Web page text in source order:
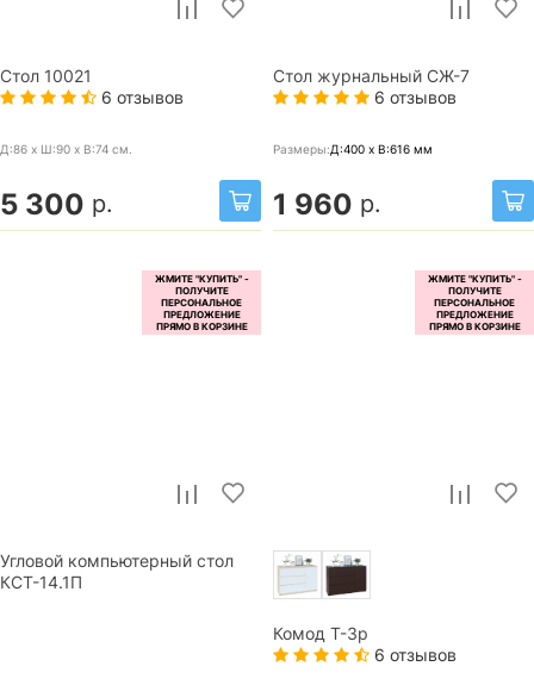
Стол 10021
6 отзывов
Д:86 x Ш:90 x В:74 см.
5 300 р.
Стол журнальный СЖ-7
6 отзывов
Размеры:Д:400 x В:616 мм
1 960 р.
Угловой компьютерный стол
КСТ-14.1П
Комод Т-3р
6 отзывов